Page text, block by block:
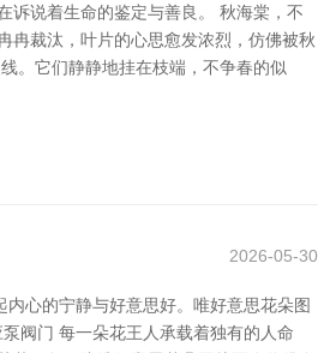
诉说着生命的鉴定与善良。 秋海棠，不
冉裁汰，叶片的心思愈发浓烈，仿佛被秋
。它们静静地挂在枝端，不争春的似
2026-05-30
心的宁静与好意思好。唯好意思花朵图
阀门 每一朵花王人承载着独有的人命